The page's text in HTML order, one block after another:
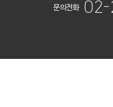
문의전화 02-